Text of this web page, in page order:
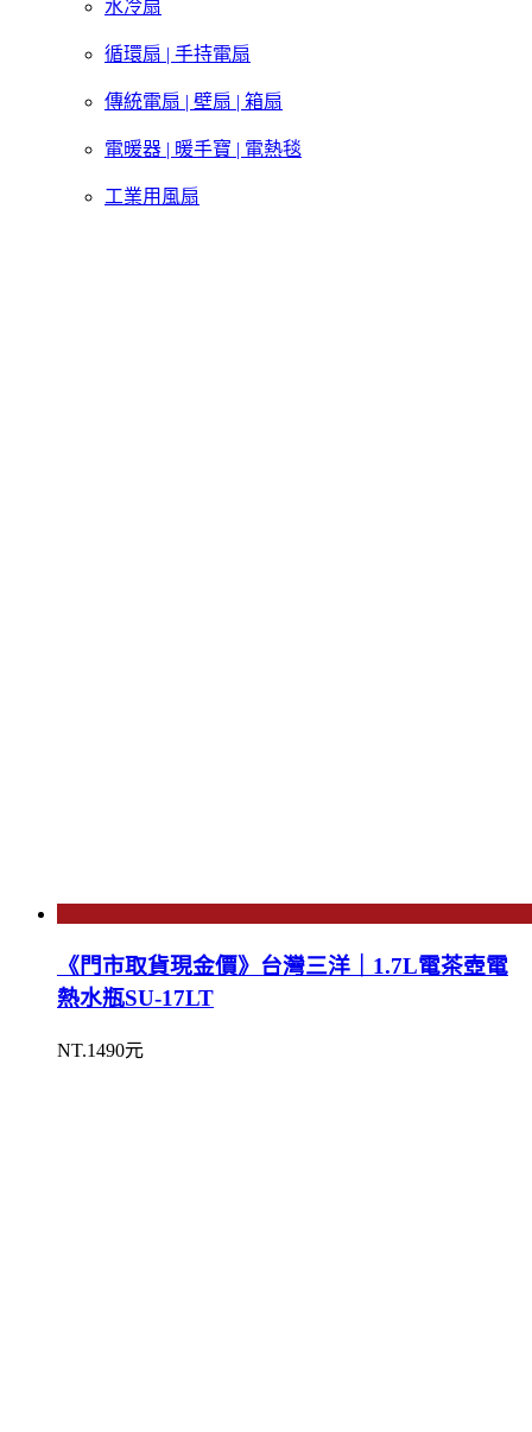
水冷扇
循環扇 | 手持電扇
傳統電扇 | 壁扇 | 箱扇
電暖器 | 暖手寶 | 電熱毯
工業用風扇
《門市取貨現金價》台灣三洋｜1.7L電茶壺電
熱水瓶SU-17LT
NT.1490元